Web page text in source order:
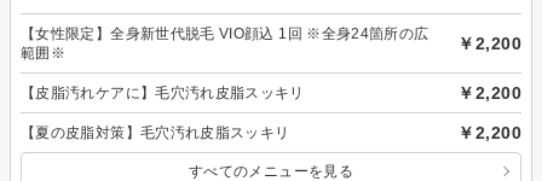
【女性限定】全身新世代脱毛 VIO顔込 1回 ※全身24箇所の広
範囲※
￥2,200
【皮脂汚れケアに】毛穴汚れ皮脂スッキリ ￥2,200
【夏の皮脂対策】毛穴汚れ皮脂スッキリ ￥2,200
すべてのメニューを見る